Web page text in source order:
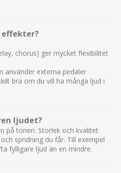
effekter?
chorus) ger mycket flexibilitet
använder externa pedaler
bra om du vill ha många ljud i
ljudet?
på tonen. Storlek och kvalitet
spridning du får. Till exempel
fylligare ljud än en mindre.